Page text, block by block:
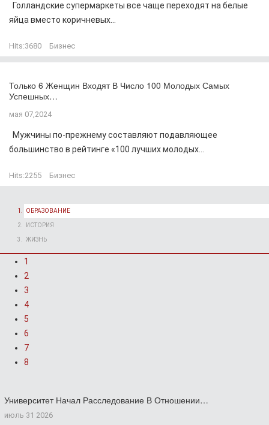
Голландские супермаркеты все чаще переходят на белые
яйца вместо коричневых...
Hits:3680 Бизнес
Только 6 Женщин Входят В Число 100 Молодых Самых
Успешных…
мая 07,2024
Мужчины по-прежнему составляют подавляющее
большинство в рейтинге «100 лучших молодых...
Hits:2255 Бизнес
ОБРАЗОВАНИЕ
ИСТОРИЯ
ЖИЗНЬ
1
2
3
4
5
6
7
8
Университет Начал Расследование В Отношении…
июль 31 2026